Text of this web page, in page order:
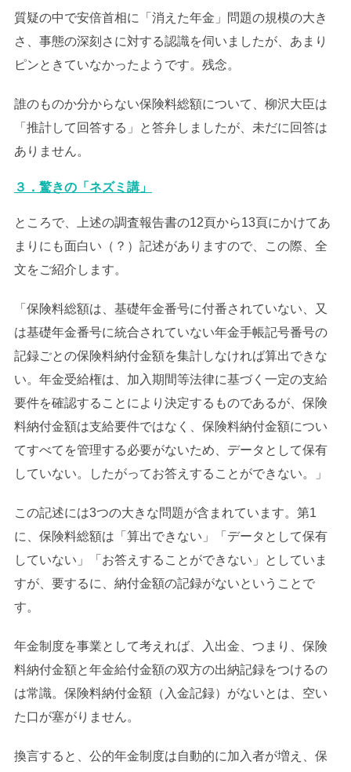
質疑の中で安倍首相に「消えた年金」問題の規模の大き
さ、事態の深刻さに対する認識を伺いましたが、あまり
ピンときていなかったようです。残念。
誰のものか分からない保険料総額について、柳沢大臣は
「推計して回答する」と答弁しましたが、未だに回答は
ありません。
３．驚きの「ネズミ講」
ところで、上述の調査報告書の12頁から13頁にかけてあ
まりにも面白い（？）記述がありますので、この際、全
文をご紹介します。
「保険料総額は、基礎年金番号に付番されていない、又
は基礎年金番号に統合されていない年金手帳記号番号の
記録ごとの保険料納付金額を集計しなければ算出できな
い。年金受給権は、加入期間等法律に基づく一定の支給
要件を確認することにより決定するものであるが、保険
料納付金額は支給要件ではなく、保険料納付金額につい
てすべてを管理する必要がないため、データとして保有
していない。したがってお答えすることができない。」
この記述には3つの大きな問題が含まれています。第1
に、保険料総額は「算出できない」「データとして保有
していない」「お答えすることができない」としていま
すが、要するに、納付金額の記録がないということで
す。
年金制度を事業として考えれば、入出金、つまり、保険
料納付金額と年金給付金額の双方の出納記録をつけるの
は常識。保険料納付金額（入金記録）がないとは、空い
た口が塞がりません。
換言すると、公的年金制度は自動的に加入者が増え、保